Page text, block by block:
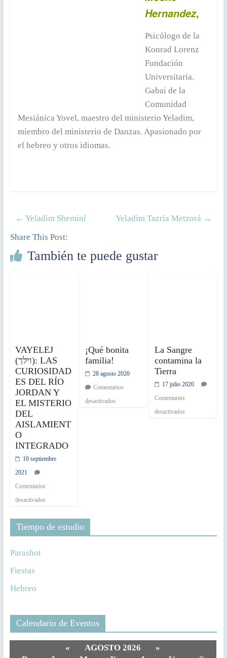
Hernandez,
Psicólogo de la
Konrad Lorenz
Fundación
Universitaria.
Gabai de la
Comunidad
Mesiánica Yovel, maestro del ministerio Yeladim,
miembro del ministerio de Danzas. Apasionado por
el hebreo y otros idiomas.
← Yeladim Sheminí Yeladim Tazría Metzorá →
Share This Post:
También te puede gustar
VAYELEJ
(וילך): LAS
CURIOSIDAD
ES DEL RÍO
JORDAN Y
EL MISTERIO
DEL
AISLAMIENT
O
INTEGRADO
10 septiembre
2021
Comentarios
desactivados
¡Qué bonita
familia!
28 agosto 2020
Comentarios
desactivados
La Sangre
contamina la
Tierra
17 julio 2020
Comentarios
desactivados
Tiempo de estudio
Parashot
Fiestas
Hebreo
Calendario de Eventos
« AGOSTO 2026
»